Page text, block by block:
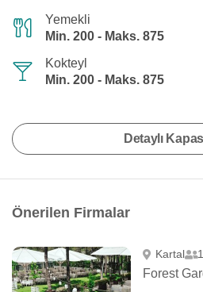
Yemekli
Min. 200 - Maks. 875
Kokteyl
Min. 200 - Maks. 875
Detaylı
Önerilen Firmalar
Kartal
Forest